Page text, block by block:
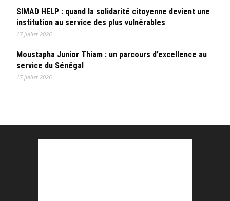
SIMAD HELP : quand la solidarité citoyenne devient une
institution au service des plus vulnérables
17 juillet 2026
Moustapha Junior Thiam : un parcours d’excellence au
service du Sénégal
17 juillet 2026